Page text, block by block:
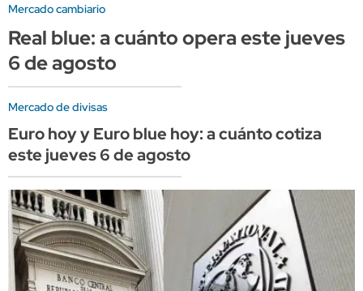
Mercado cambiario
Real blue: a cuánto opera este jueves
6 de agosto
Mercado de divisas
Euro hoy y Euro blue hoy: a cuánto cotiza
este jueves 6 de agosto